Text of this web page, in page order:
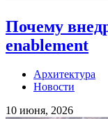
Почему
enablement
Архитектура
Новости
10 июня, 2026